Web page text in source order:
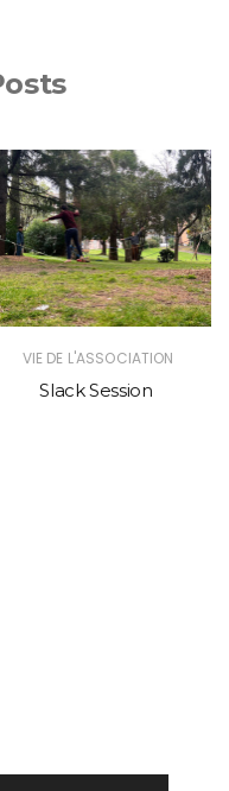
VIE DE L'ASSOCIATION
Slack Session